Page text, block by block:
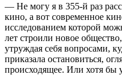
— Не могу я в 355-й раз
кино, а вот современное
исследованием которой
лет строили новое
утруждая себя вопросами,
приказала остановиться,
происходящее. Или хотя бы